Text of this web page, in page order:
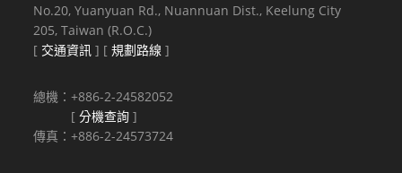
No.20, Yuanyuan Rd., Nuannuan Dist., Keelung City
205, Taiwan (R.O.C.)
[ 交通資訊 ] [規劃路線 ]
總機：+886-2-24582052
[分機查詢 ]
傳真：+886-2-24573724